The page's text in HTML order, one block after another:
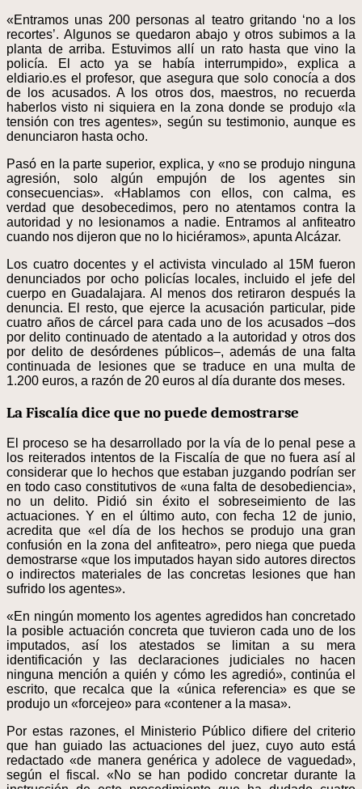
«Entramos unas 200 personas al teatro gritando ‘no a los
recortes’. Algunos se quedaron abajo y otros subimos a la
planta de arriba. Estuvimos allí un rato hasta que vino la
policía. El acto ya se había interrumpido», explica a
eldiario.es el profesor, que asegura que solo conocía a dos
de los acusados. A los otros dos, maestros, no recuerda
haberlos visto ni siquiera en la zona donde se produjo «la
tensión con tres agentes», según su testimonio, aunque es
denunciaron hasta ocho.
Pasó en la parte superior, explica, y «no se produjo ninguna
agresión, solo algún empujón de los agentes sin
consecuencias». «Hablamos con ellos, con calma, es
verdad que desobecedimos, pero no atentamos contra la
autoridad y no lesionamos a nadie. Entramos al anfiteatro
cuando nos dijeron que no lo hiciéramos», apunta Alcázar.
Los cuatro docentes y el activista vinculado al 15M fueron
denunciados por ocho policías locales, incluido el jefe del
cuerpo en Guadalajara. Al menos dos retiraron después la
denuncia. El resto, que ejerce la acusación particular, pide
cuatro años de cárcel para cada uno de los acusados –dos
por delito continuado de atentado a la autoridad y otros dos
por delito de desórdenes públicos–, además de una falta
continuada de lesiones que se traduce en una multa de
1.200 euros, a razón de 20 euros al día durante dos meses.
La Fiscalía dice que no puede demostrarse
El proceso se ha desarrollado por la vía de lo penal pese a
los reiterados intentos de la Fiscalía de que no fuera así al
considerar que lo hechos que estaban juzgando podrían ser
en todo caso constitutivos de «una falta de desobediencia»,
no un delito. Pidió sin éxito el sobreseimiento de las
actuaciones. Y en el último auto, con fecha 12 de junio,
acredita que «el día de los hechos se produjo una gran
confusión en la zona del anfiteatro», pero niega que pueda
demostrarse «que los imputados hayan sido autores directos
o indirectos materiales de las concretas lesiones que han
sufrido los agentes».
«En ningún momento los agentes agredidos han concretado
la posible actuación concreta que tuvieron cada uno de los
imputados, así los atestados se limitan a su mera
identificación y las declaraciones judiciales no hacen
ninguna mención a quién y cómo les agredió», continúa el
escrito, que recalca que la «única referencia» es que se
produjo un «forcejeo» para «contener a la masa».
Por estas razones, el Ministerio Público difiere del criterio
que han guiado las actuaciones del juez, cuyo auto está
redactado «de manera genérica y adolece de vaguedad»,
según el fiscal. «No se han podido concretar durante la